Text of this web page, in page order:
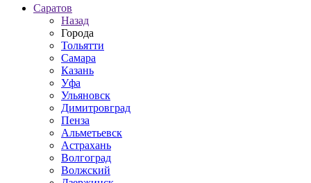
Саратов
Назад
Города
Тольятти
Самара
Казань
Уфа
Ульяновск
Димитровград
Пенза
Альметьевск
Астрахань
Волгоград
Волжский